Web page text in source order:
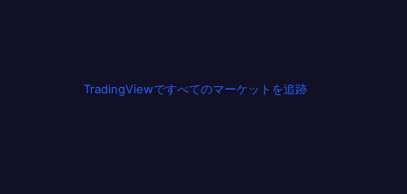
TradingViewですべてのマーケットを追跡